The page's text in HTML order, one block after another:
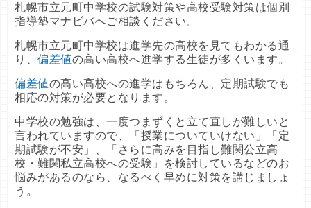
札幌市立元町中学校の試験対策や高校受験対策は個別
指導塾マナビバへご相談ください。
札幌市立元町中学校は進学先の高校を見てもわかる通
り、偏差値の高い高校へ進学する生徒が多くいます。
偏差値の高い高校への進学はもちろん、定期試験でも
相応の対策が必要となります。
中学校の勉強は、一度つまずくと立て直しが難しいと
言われていますので、「授業についていけない」「定
期試験が不安」、「さらに高みを目指し難関公立高
校・難関私立高校への受験」を検討しているなどのお
悩みがあるのなら、なるべく早めに対策を講じましょ
う。